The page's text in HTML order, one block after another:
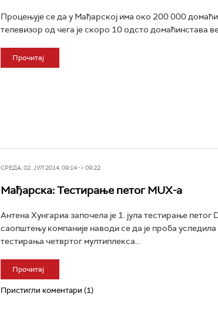
Процењује се да у Мађарској има око 200 000
телевизор од чега је скоро 10 одсто домаћинстава
Прочитај
СРЕДА, 02. ЈУЛ 2014, 09:14 -> 09:22
Мађарска: Тестирање петог MUX-a
Антена Хунгариа започела је 1. јула тестирање
саопштењу компаније наводи се да је проба
тестирања четвртог мултиплекса...
Прочитај
Пристигли коментари (1)